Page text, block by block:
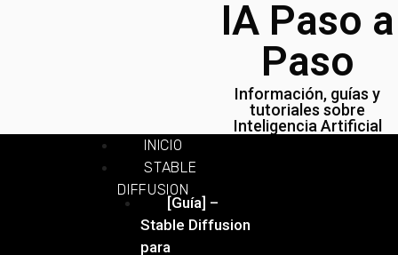
IA Paso a
Paso
Información, guías y
tutoriales sobre
Inteligencia Artificial
INICIO
STABLE
DIFFUSION
[Guía] –
Stable Diffusion
para